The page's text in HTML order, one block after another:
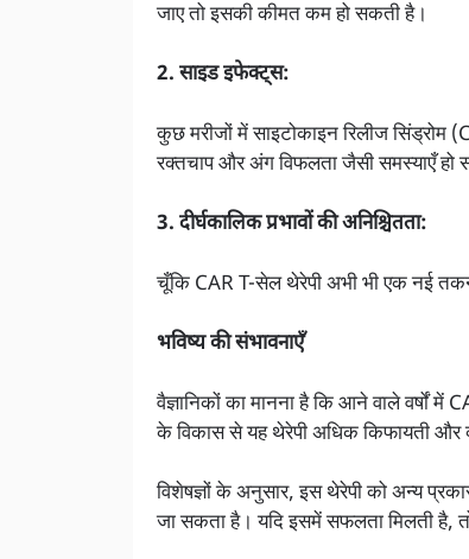
जाए तो इसकी कीमत कम हो सकती है।
2. साइड इफेक्ट्स:
कुछ मरीजों में साइटोकाइन रिलीज सिंड्रोम
रक्तचाप और अंग विफलता जैसी समस्याएँ हो
3. दीर्घकालिक प्रभावों की अनिश्चितता:
चूँकि CAR T-सेल थेरेपी अभी भी एक नई
भविष्य की संभावनाएँ
वैज्ञानिकों का मानना है कि आने वाले वर्षों
के विकास से यह थेरेपी अधिक किफायती और
विशेषज्ञों के अनुसार, इस थेरेपी को अन्य
जा सकता है। यदि इसमें सफलता मिलती है,